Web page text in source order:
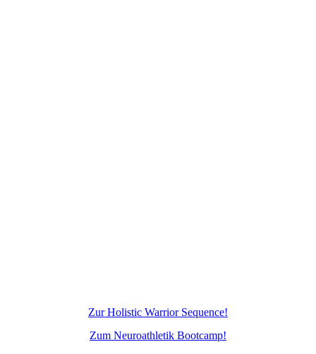
Zur Holistic Warrior Sequence!
Zum Neuroathletik Bootcamp!